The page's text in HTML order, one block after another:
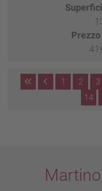
1 2 3
14